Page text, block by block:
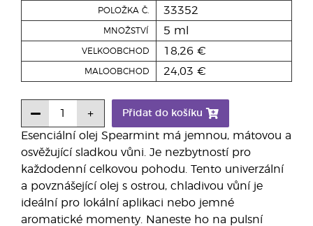
Esenciální olej Spearmint má jemnou, mátovou a
osvěžující sladkou vůni. Je nezbytností pro
každodenní celkovou pohodu. Tento univerzální
a povznášející olej s ostrou, chladivou vůní je
ideální pro lokální aplikaci nebo jemné
aromatické momenty. Naneste ho na pulsní
POLOŽKA Č. 33352
MNOŽSTVÍ 5 ml
VELKOOBCHOD 18,26 €
MALOOBCHOD 24,03 €
Přidat do košíku